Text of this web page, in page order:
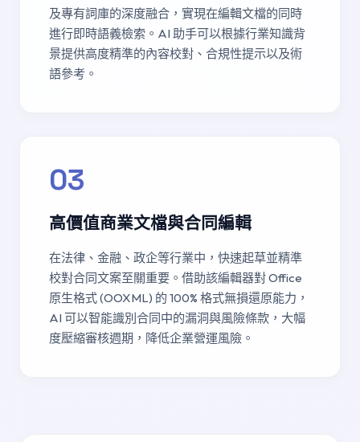
及專有詞庫的深度融合，實現在編輯文檔的同時
進行即時語義檢索。AI 助手可以根據行業知識背
景提供高度精準的內容校對、合規性提示以及術
語參考。
03
高價值商業文檔與合同編輯
在法律、金融、政企等行業中，快速起草並精準
校對合同文案至關重要。借助該編輯器對 Office
原生格式 (OOXML) 的 100% 格式無損還原能力，
AI 可以智能識別合同中的漏洞與風險條款，大幅
度壓縮審核週期，降低企業營運風險。